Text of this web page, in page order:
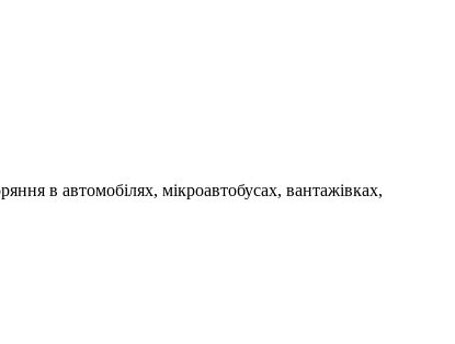
в автомобілях, мікроавтобусах, вантажівках,